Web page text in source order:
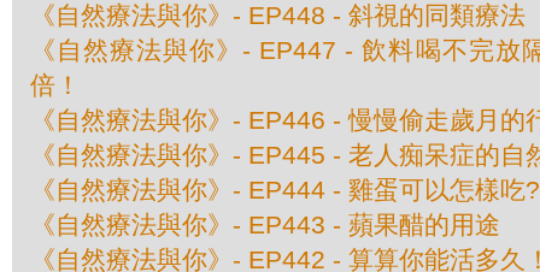
《自然療法與你》- EP448 - 斜視的同類療法
《自然療法與你》- EP447 - 飲料喝不完放
倍！
《自然療法與你》- EP446 - 慢慢偷走歲月的
《自然療法與你》- EP445 - 老人痴呆症的自
《自然療法與你》- EP444 - 雞蛋可以怎樣吃?
《自然療法與你》- EP443 - 蘋果醋的用途
《自然療法與你》- EP442 - 算算你能活多久